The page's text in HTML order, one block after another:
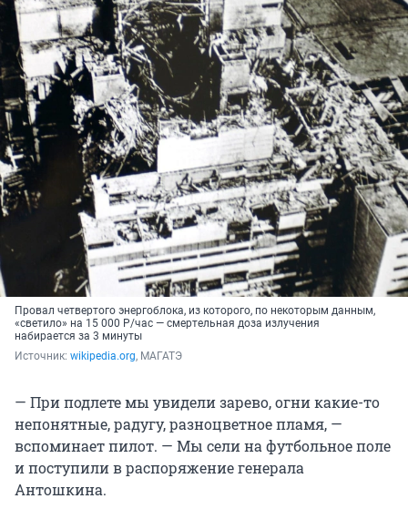
Провал четвертого энергоблока, из которого, по некоторым данным,
«светило» на 15 000 Р/час — смертельная доза излучения
набирается за 3 минуты
Источник: wikipedia.org, МАГАТЭ
— При подлете мы увидели зарево, огни какие-то
непонятные, радугу, разноцветное пламя, —
вспоминает пилот. — Мы сели на футбольное поле
и поступили в распоряжение генерала
Антошкина.